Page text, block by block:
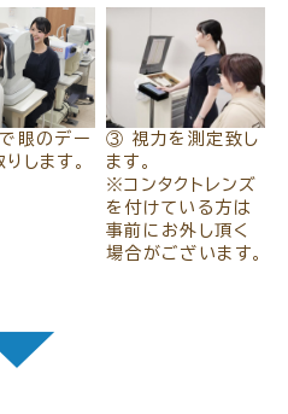
眼のデー
します。
③ 視力を測定致し
ます。
※コンタクトレンズ
を付けている方は
事前にお外し頂く
場合がございます。